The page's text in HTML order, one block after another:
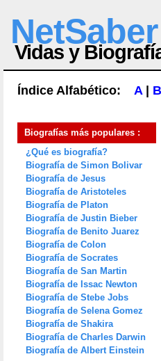
NetSaber
Vidas y
Índice Alfabético: A| B
Biografías más populares :
¿Qué es biografía?
Biografía de Simon Bolivar
Biografía de Jesus
Biografía de Aristoteles
Biografía de Platon
Biografía de Justin Bieber
Biografía de Benito Juarez
Biografía de Colon
Biografía de Socrates
Biografía de San Martin
Biografía de Issac Newton
Biografía de Stebe Jobs
Biografía de Selena Gomez
Biografía de Shakira
Biografía de Charles Darwin
Biografía de Albert Einstein